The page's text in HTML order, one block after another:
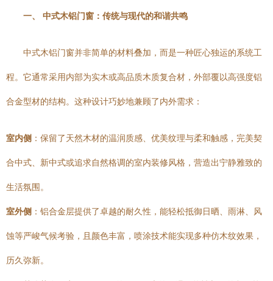
一、 中式木铝门窗：传统与现代的和谐共鸣
中式木铝门窗并非简单的材料叠加，而是一种匠心独运的系统工
程。它通常采用内部为实木或高品质木质复合材，外部覆以高强度铝
合金型材的结构。这种设计巧妙地兼顾了内外需求：
室内侧 ：保留了天然木材的温润质感、优美纹理与柔和触感，完美契
合中式、新中式或追求自然格调的室内装修风格，营造出宁静雅致的
生活氛围。
室外侧 ：铝合金层提供了卓越的耐久性，能轻松抵御日晒、雨淋、风
蚀等严峻气候考验，且颜色丰富，喷涂技术能实现多种仿木纹效果，
历久弥新。